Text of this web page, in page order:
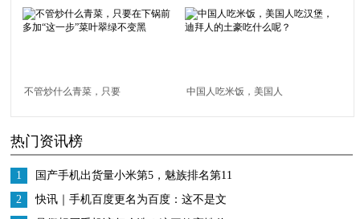
了，朋友圈都在晒作
品，最后一张戳中了笑
油，不加一点面粉，平
底锅做出清香美味鸡蛋
不管炒什么青菜，只要
步”菜叶翠绿不变黑
中国人吃米饭，美国人
热门资讯榜
1
国产手机出货量小米第5，魅族排名第11
锤子第22
2
快讯｜手机百度更名为百度：这不是文
字游戏